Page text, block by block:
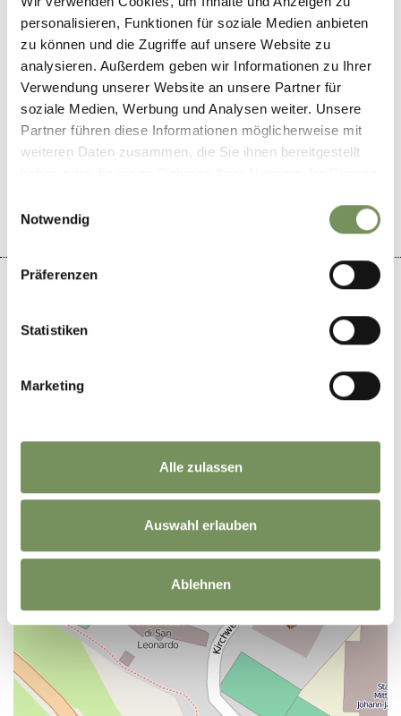
personalisieren, Funktionen für soziale Medien anbieten
zu können und die Zugriffe auf unsere Website zu
analysieren. Außerdem geben wir Informationen zu Ihrer
Verwendung unserer Website an unsere Partner für
soziale Medien, Werbung und Analysen weiter. Unsere
Partner führen diese Informationen möglicherweise mit
weiteren Daten zusammen, die Sie ihnen bereitgestellt
Notwendig
Präferenzen
Statistiken
Marketing
Alle zulassen
Auswahl erlauben
Ablehnen
ganzjährig
WAR DER INHALT FÜR DICH HILFREICH?
−